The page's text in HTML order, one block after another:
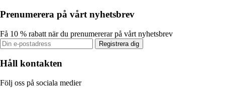
Prenumerera på vårt nyhetsbrev
Få 10 % rabatt när du prenumererar på vårt nyhetsbrev
Registrera dig
Håll kontakten
Följ oss på sociala medier